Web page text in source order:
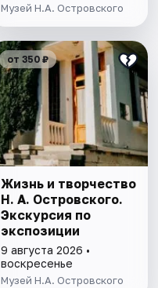
Музей Н.А. Островского
от 350 ₽
Жизнь и творчество
Н. А. Островского.
Экскурсия по
экспозиции
9 августа 2026 •
воскресенье
Музей Н.А. Островского